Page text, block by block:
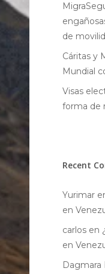
de
Cáritas y
Mundial
Visas
forma de
Recent
Yurimar
en
carlosen
en
Dagmara